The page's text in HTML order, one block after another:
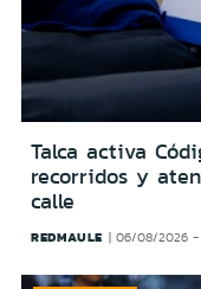
Talca activa
recorridos y
calle
REDMAULE 06/08/2026 -